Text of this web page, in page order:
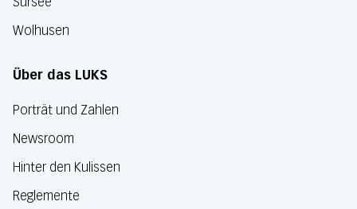
Wolhusen
Über das LUKS
Porträt und Zahlen
Newsroom
Hinter den Kulissen
Reglemente